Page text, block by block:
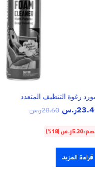
رغوة التنظيف المتعدد
ر.س 28.60ر.س
5.20ر.س(18%)
قراءة المزيد